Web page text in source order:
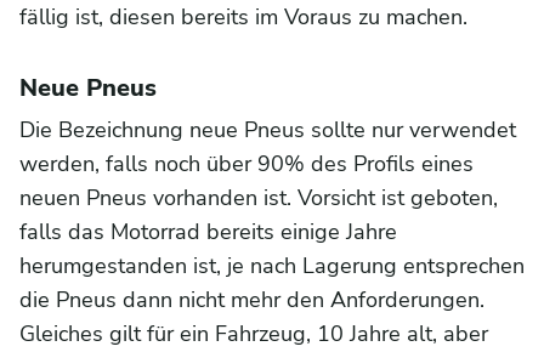
fällig ist, diesen bereits im Voraus zu machen.
Neue Pneus
Die Bezeichnung neue Pneus sollte nur verwendet
werden, falls noch über 90% des Profils eines
neuen Pneus vorhanden ist. Vorsicht ist geboten,
falls das Motorrad bereits einige Jahre
herumgestanden ist, je nach Lagerung entsprechen
die Pneus dann nicht mehr den Anforderungen.
Gleiches gilt für ein Fahrzeug, 10 Jahre alt, aber